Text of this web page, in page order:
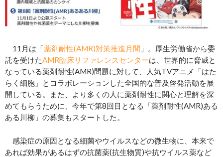
11月は「薬剤耐性(AMR)対策推進月間 」。厚生労働省から委
託を受けたAMR臨床リファレンスセンターは、世界的に脅威と
なっている薬剤耐性(AMR)問題に対して、人気TVアニメ「はた
らく細胞」とコラボレーションした全国的な普及啓発活動を展
開している。また、より多くの人に薬剤耐性に関心と理解を深
めてもらうために、今年で第8回目となる「薬剤耐性(AMR)ある
ある川柳」の募集もスタートした。
感染症の原因となる細菌やウイルスなどの微生物に、本来で
あれば効果があるはずの抗菌薬(抗生物質)や抗ウイルス薬など